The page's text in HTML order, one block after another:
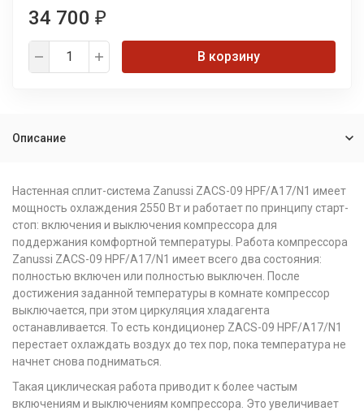
34 700 ₽
В корзину
Описание
Настенная сплит-система Zanussi ZACS-09 HPF/A17/N1 имеет
мощность охлаждения 2550 Вт и работает по принципу старт-
стоп: включения и выключения компрессора для
поддержания комфортной температуры. Работа компрессора
Zanussi ZACS-09 HPF/A17/N1 имеет всего два состояния:
полностью включен или полностью выключен. После
достижения заданной температуры в комнате компрессор
выключается, при этом циркуляция хладагента
останавливается. То есть кондиционер ZACS-09 HPF/A17/N1
перестает охлаждать воздух до тех пор, пока температура не
начнет снова подниматься.
Такая циклическая работа приводит к более частым
включениям и выключениям компрессора. Это увеличивает